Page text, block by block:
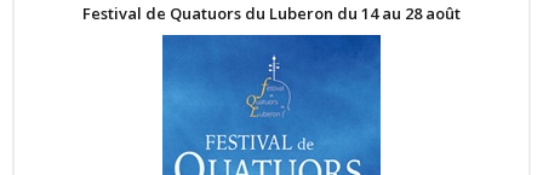
Festival de Quatuors du Luberon du 14 au 28 août